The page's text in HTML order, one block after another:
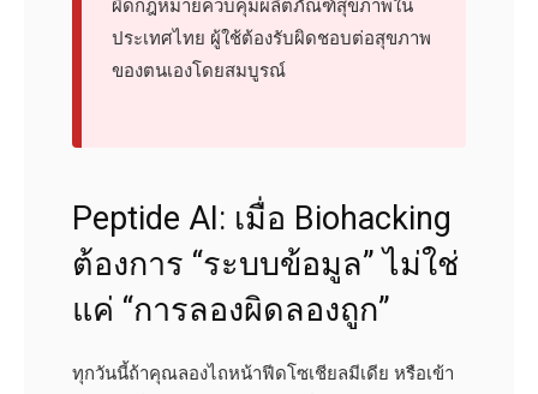
ผิดกฎหมายควบคุมผลิตภัณฑ์สุขภาพใน
ประเทศไทย ผู้ใช้ต้องรับผิดชอบต่อสุขภาพ
ของตนเองโดยสมบูรณ์
Peptide AI: เมื่อ Biohacking
ต้องการ “ระบบข้อมูล” ไม่ใช่
แค่ “การลองผิดลองถูก”
ทุกวันนี้ถ้าคุณลองไถหน้าฟีดโซเชียลมีเดีย หรือเข้า